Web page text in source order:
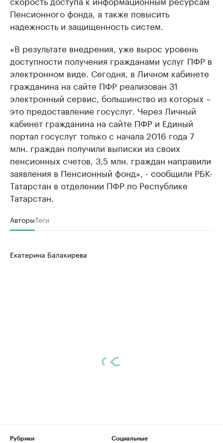
Пенсионного фонда, а также повысить
надежность и защищенность систем.
«В результате внедрения, уже вырос уровень
доступности получения гражданами услуг ПФР в
электронном виде. Сегодня, в Личном кабинете
гражданина на сайте ПФР реализован 31
электронный сервис, большинство из которых –
это предоставление госуслуг. Через Личный
кабинет гражданина на сайте ПФР и Единый
портал госуслуг только с начала 2016 года 7
млн. граждан получили выписки из своих
пенсионных счетов, 3,5 млн. граждан направили
заявления в Пенсионный фонд», - сообщили РБК-
Татарстан в отделении ПФР по Республике
Татарстан.
АвторыТеги
Екатерина Балакирева
Рубрики
Социальные